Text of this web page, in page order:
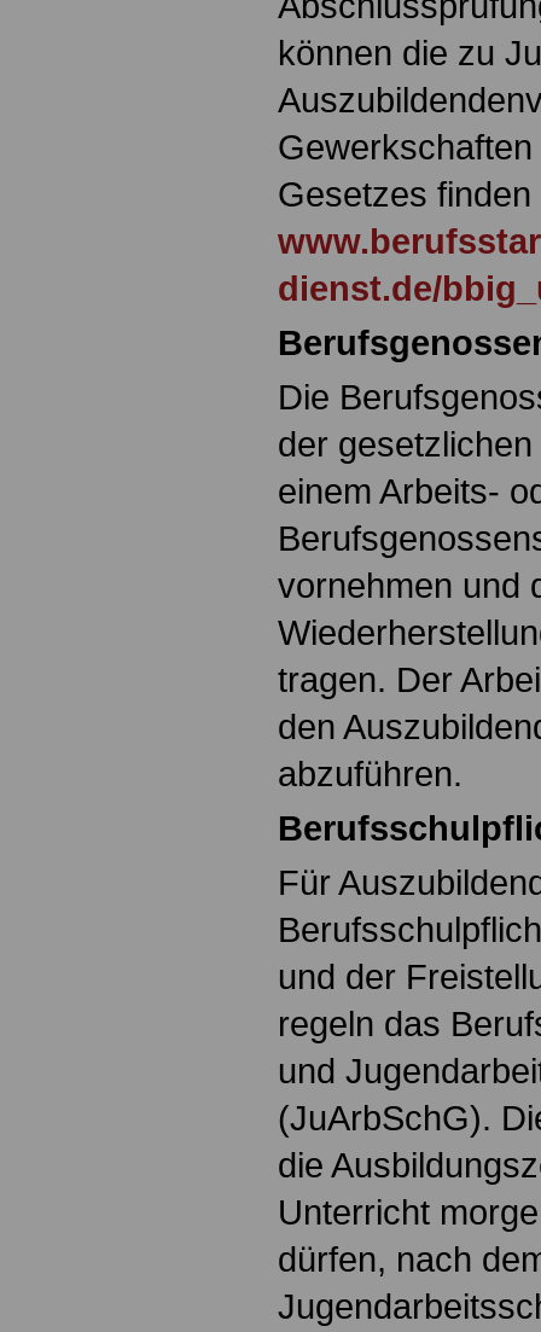
können die zu
Gesetzes
dienst.de/
Die
der
einem Arbeits-
vornehmen und
tragen. Der
den
abzuführen.
Für
und der
regeln das
und
(JuArbSchG).
die
Unterricht
dürfen, nach